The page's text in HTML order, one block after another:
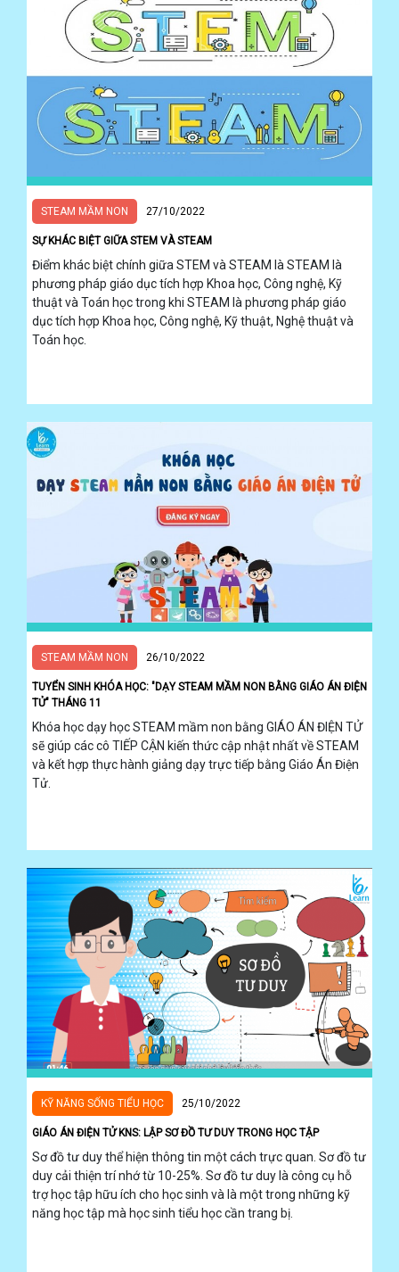
STEAM MẦM NON 27/10/2022
SỰ KHÁC BIỆT GIỮA STEM VÀ STEAM
Điểm khác biệt chính giữa STEM và STEAM là STEAM là
phương pháp giáo dục tích hợp Khoa học, Công nghệ, Kỹ
thuật và Toán học trong khi STEAM là phương pháp giáo
dục tích hợp Khoa học, Công nghệ, Kỹ thuật, Nghệ thuật và
Toán học.
STEAM MẦM NON 26/10/2022
TUYỂN SINH KHÓA HỌC: "DẠY STEAM MẦM NON BẰNG GIÁO ÁN ĐIỆN
TỬ" THÁNG 11
Khóa học dạy học STEAM mầm non bằng GIÁO ÁN ĐIỆN TỬ
sẽ giúp các cô TIẾP CẬN kiến thức cập nhật nhất về STEAM
và kết hợp thực hành giảng dạy trực tiếp bằng Giáo Án Điện
Tử.
KỸ NĂNG SỐNG TIỂU HỌC 25/10/2022
GIÁO ÁN ĐIỆN TỬ KNS: LẬP SƠ ĐỒ TƯ DUY TRONG HỌC TẬP
Sơ đồ tư duy thể hiện thông tin một cách trực quan. Sơ đồ tư
duy cải thiện trí nhớ từ 10-25%. Sơ đồ tư duy là công cụ hỗ
trợ học tập hữu ích cho học sinh và là một trong những kỹ
năng học tập mà học sinh tiểu học cần trang bị.